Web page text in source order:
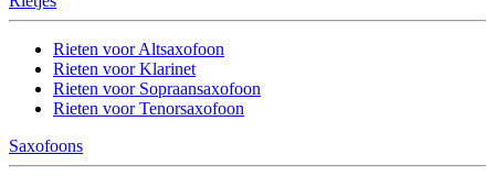
Rieten voor Altsaxofoon
Rieten voor Klarinet
Rieten voor Sopraansaxofoon
Rieten voor Tenorsaxofoon
Saxofoons